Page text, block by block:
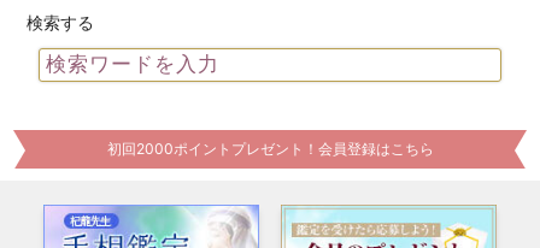
検索する
初回2000ポイントプレゼント！会員登録はこちら